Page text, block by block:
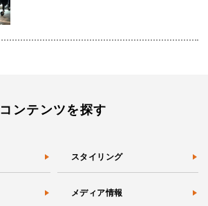
コンテンツを探す
スタイリング
メディア情報